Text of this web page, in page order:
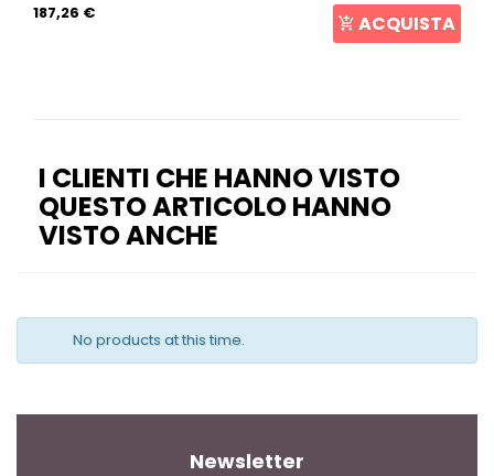
187,26 € ACQUISTA
I CLIENTI CHE HANNO VISTO
QUESTO ARTICOLO HANNO
VISTO ANCHE
No products at this time.
Newsletter